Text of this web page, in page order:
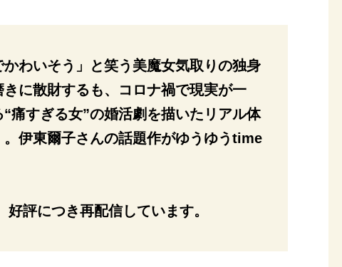
わいそう」と笑う美魔女気取りの独身
に散財するも、コロナ禍で現実が一
痛すぎる女”の婚活劇を描いたリアル体
伊東爾子さんの話題作がゆうゆうtime
評につき再配信しています。